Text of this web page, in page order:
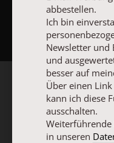
abbestellen.
Ich bin
Newsletter und
und
besser auf
Über einen
kann ich diese
ausschalten.
in unseren